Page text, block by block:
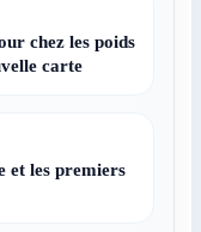
chez les poids
carte
et les premiers